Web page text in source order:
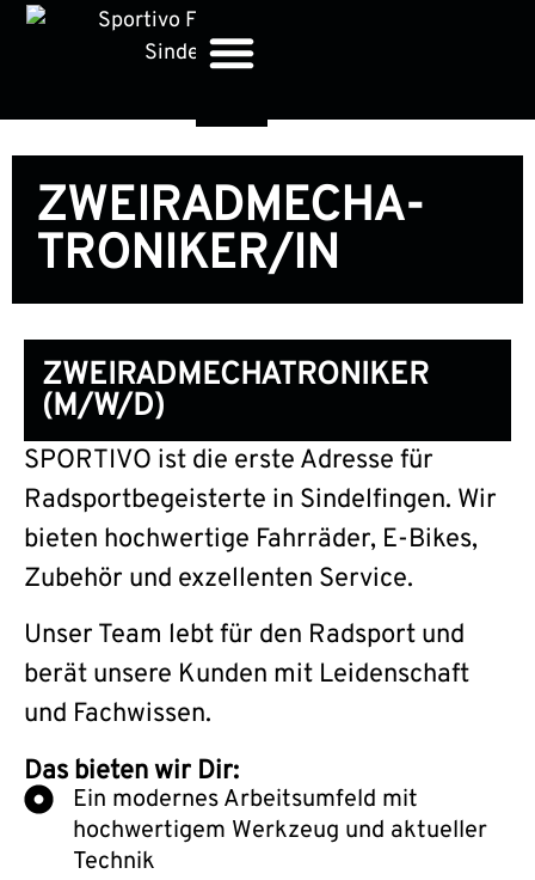
ZWEIRAD­MECHA­
TRONIKER/IN
ZWEIRADMECHATRONIKER
(M/W/D)
SPORTIVO ist die erste Adresse für
Radsportbegeisterte in Sindelfingen. Wir
bieten hochwertige Fahrräder, E-Bikes,
Zubehör und exzellenten Service.
Unser Team lebt für den Radsport und
berät unsere Kunden mit Leidenschaft
und Fachwissen.
Das bieten wir Dir:
Ein modernes Arbeitsumfeld mit
hochwertigem Werkzeug und aktueller
Technik